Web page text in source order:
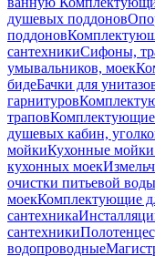
душевых поддонов
поддонов
сантехникиСифоны,
умывальников, моек
бидеБачки для
гарнитуров
траповКомплектующие
душевых кабин,
мойкиКухонные мойки
кухонных моек
очистки питьевой воды
моекКомплектующие
сантехника
сантехники
водопроводные